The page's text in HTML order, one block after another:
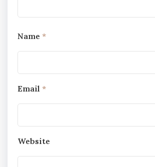
Name *
Email *
Website